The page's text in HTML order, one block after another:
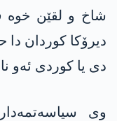
شاخ و لقێن خوە
دیرۆکا کوردان دا
دی یا کوردی ئەو
وی